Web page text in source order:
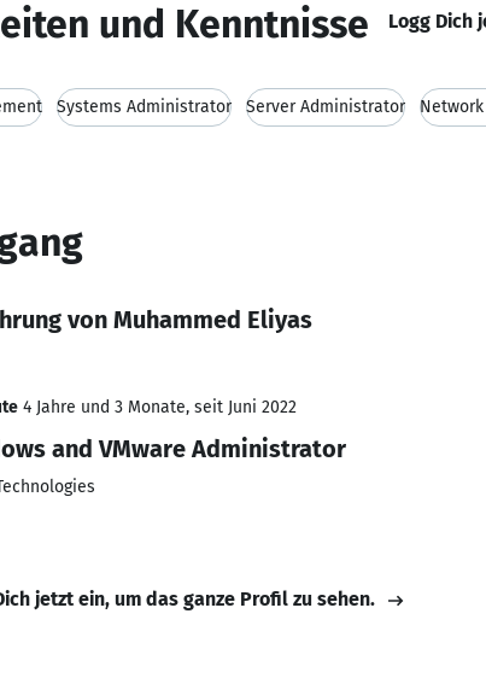
und Kenntnisse Logg Dich
Systems Administrator Server Administrator
von Muhammed Eliyas
4 Jahre und 3 Monate, seit Juni 2022
and VMware Administrator
jetzt ein, um das ganze Profil zu sehen.